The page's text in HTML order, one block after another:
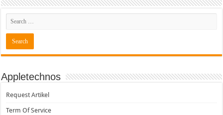
Appletechnos
Request Artikel
Term Of Service